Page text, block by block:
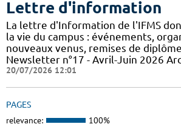
Lettre d'information
La lettre d'Information de l'IFMS
la vie du campus : événements,
nouveaux venus, remises de
Newsletter n°17 - Avril-Juin 2026
20/07/2026 12:01
PAGES
relevance: 100%